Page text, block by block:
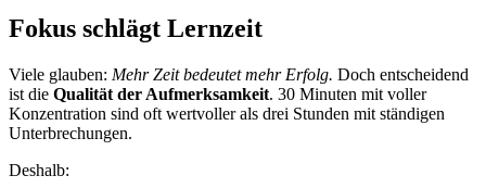
Fokus schlägt Lernzeit
Viele glauben: Mehr Zeit bedeutet mehr Erfolg. Doch entscheidend
ist die Qualität der Aufmerksamkeit. 30 Minuten mit voller
Konzentration sind oft wertvoller als drei Stunden mit ständigen
Unterbrechungen.
Deshalb: